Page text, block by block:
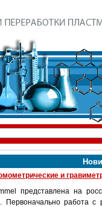
и
представлена на
Первоначально работа с